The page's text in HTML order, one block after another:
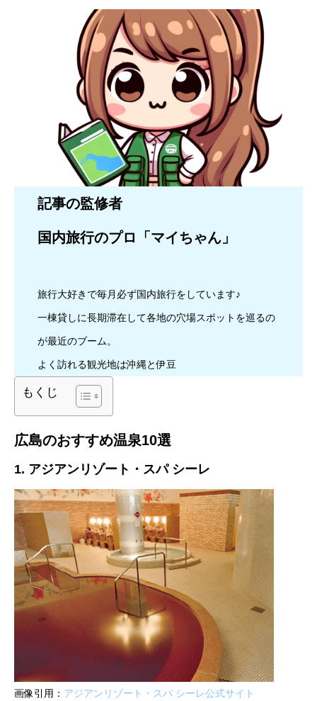
記事の監修者
国内旅行のプロ「マイちゃん」
旅行大好きで毎月必ず国内旅行をしています♪
一棟貸しに長期滞在して各地の穴場スポットを巡るの
が最近のブーム。
よく訪れる観光地は沖縄と伊豆
もくじ
広島のおすすめ温泉10選
1. アジアンリゾート・スパ シーレ
画像引用： アジアンリゾート・スパ シーレ公式サイト